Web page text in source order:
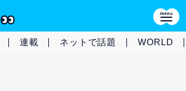
連載 ネットで話題 WORLD